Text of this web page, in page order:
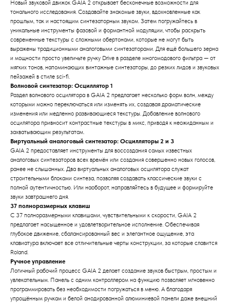
Новый звуковой движок GAIA 2 открывает бесконечные возможности для
тонального исследования. Создавайте знакомые звуки, вдохновленные как
прошлым, так и настоящим синтезаторным звуком. Затем погружайтесь в
уникальные инструменты фазовой и формантной модуляции, чтобы раскрыть
современные текстуры с сложными обертонами, которые не могут быть
выражены традиционными аналоговыми синтезаторами. Для ещё большего зерна
и мощности просто увеличьте ручку Drive в разделе многомодового фильтра — от
мягких тонов, напоминающих винтажные синтезаторы, до резких лидов и звуковых
пейзажей в стиле sci-fi.
Волновой синтезатор: Осциллятор 1
Раздел волнового осцилятора в GAIA 2 предлагает несколько форм волн, между
которыми можно переключаться или изменять их, создавая драматические
изменения или медленно развивающиеся текстуры. Добавление волнового
осцилятора привносит контрастные текстуры в микс, приводя к неожиданным и
захватывающим результатам.
Виртуальный аналоговый синтезатор: Осцилляторы 2 и 3
GAIA 2 предоставляет инструменты для воссоздания самых известных
аналоговых синтезаторов всех времён или создания совершенно новых голосов,
ранее не слышанных. Два виртуальных аналоговых осцилятора служат
строительными блоками синтеза, позволяя создавать классические звуки с
полной аутентичностью. Или наоборот, направляйтесь в будущее и формируйте
звуки завтрашнего дня.
37 полноразмерных клавиш
С 37 полноразмерными клавишами, чувствительными к скорости, GAIA 2
предлагает насыщенное и удовлетворительное исполнение. Обеспечивая
глубокое движение, сбалансированный вес и элегантное ощущение, эта
клавиатура включает все отличительные черты конструкции, за которые славится
Roland.
Ручное управление
Логичный рабочий процесс GAIA 2 делает создание звуков быстрым, простым и
увлекательным. Панель с одним контроллером на функцию позволяет мгновенно
программировать без необходимости погружаться в меню. А благодаря
упрощённым ручкам и белой анодированной алюминиевой панели даже внешний